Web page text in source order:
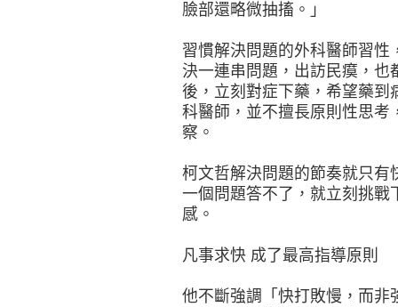
臉部還略微抽搐。」
習慣解決問題的外科醫師習
決一連串問題，出訪民瘼，
後，立刻對症下藥，希望藥到
科醫師，並不擅長原則性思考
察。
柯文哲解決問題的節奏就只有
一個問題答不了，就立刻挑戰
感。
凡事求快 成了最高指導原則
他不斷強調「快打敗慢，而非